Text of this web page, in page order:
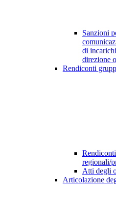
Sanzioni
di
direzione
Rendiconti
regionali/
Atti degli
Articolazione